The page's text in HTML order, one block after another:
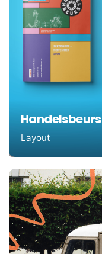
Handelsbeurs
Layout